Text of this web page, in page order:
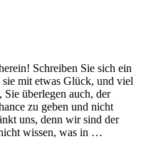
Schreiben Sie sich ein
sie mit etwas Glück, und viel
überlegen auch, der
zu geben und nicht
uns, denn wir sind der
wissen, was in …